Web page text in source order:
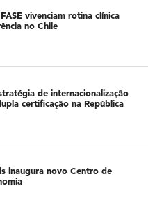
vivenciam rotina clínica
no Chile
de internacionalização
certificação na República
inaugura novo Centro de